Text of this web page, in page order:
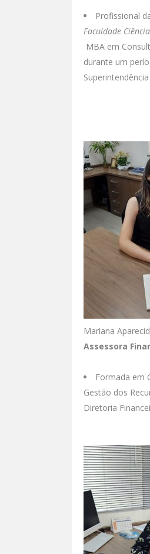
Profissional
Faculdade
MBA em
durante um
Mariana
Assessora
Formada em
Gestão dos
Diretoria